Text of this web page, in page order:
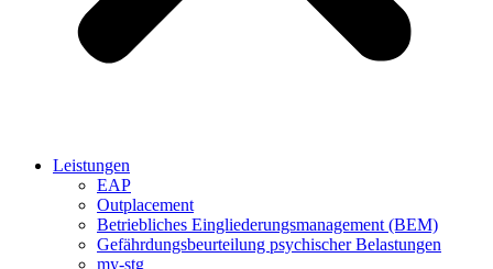
Leistungen
EAP
Outplacement
Betriebliches Eingliederungsmanagement (BEM)
Gefährdungsbeurteilung psychischer Belastungen
my-stg